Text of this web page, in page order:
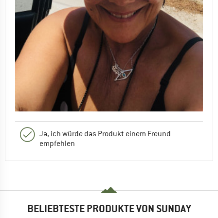
Ja, ich würde das Produkt einem Freund
empfehlen
BELIEBTESTE PRODUKTE VON SUNDAY